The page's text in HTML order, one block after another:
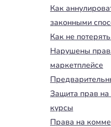
Как
законными
Как не
Нарушены
маркетплейсе
Защита прав
курсы
Права на